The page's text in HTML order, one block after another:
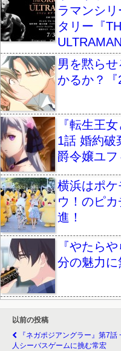
ラマンシ
タリー『
男を黙ら
かるか？
『転生王
1話 婚約破
爵令嬢ユフ
横浜はポケ
ウ！のピ
進！
『やたら
分の魅力
以前の投稿
『ネガポジアングラー』第7話
人シーバスゲームに挑む常宏